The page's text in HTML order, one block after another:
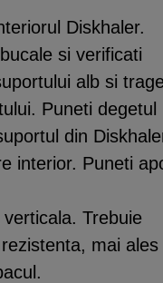
Diskhaler.
si verificati
alb si
Puneti degetul
din
interior. Puneti
Trebuie
mai ales